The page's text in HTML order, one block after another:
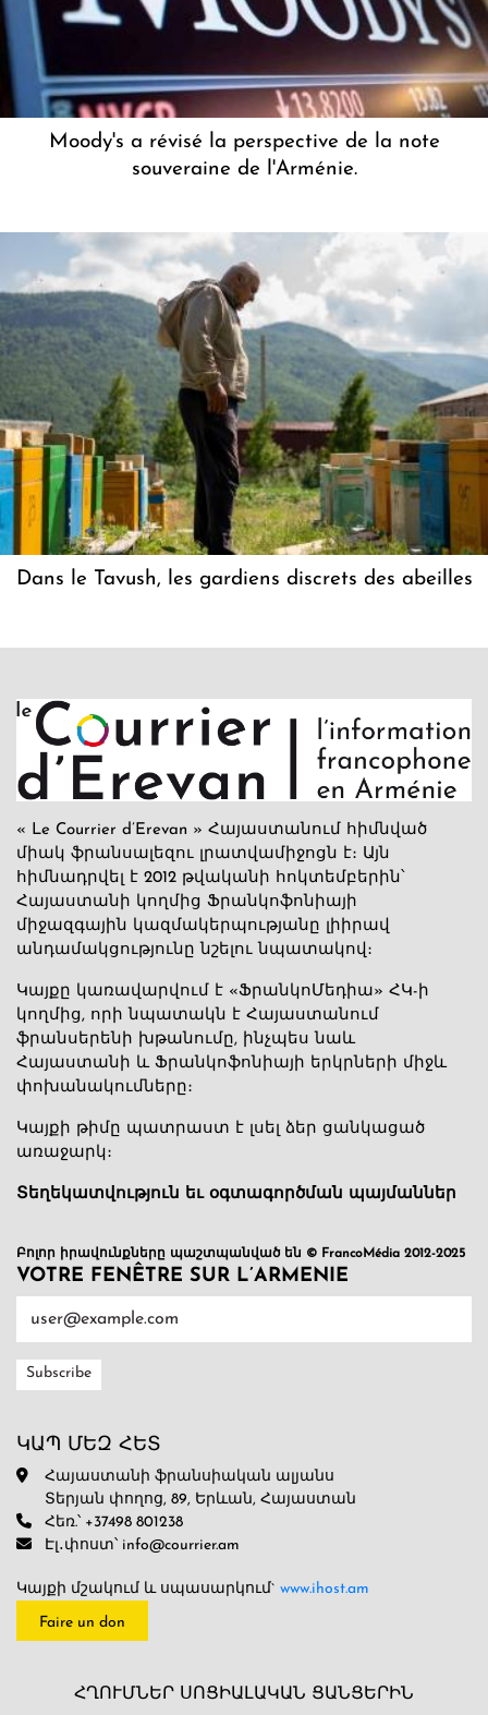
Moody's a révisé la perspective de la note
souveraine de l'Arménie.
Dans le Tavush, les gardiens discrets des abeilles
« Le Courrier d’Erevan » Հայաստանում հիմնված
միակ ֆրանսալեզու լրատվամիջոցն է։ Այն
հիմնադրվել է 2012 թվականի հոկտեմբերին՝
Հայաստանի կողմից Ֆրանկոֆոնիայի
միջազգային կազմակերպությանը լիիրավ
անդամակցությունը նշելու նպատակով։
Կայքը կառավարվում է «ՖրանկոՄեդիա» ՀԿ-ի
կողմից, որի նպատակն է Հայաստանում
ֆրանսերենի խթանումը, ինչպես նաև
Հայաստանի և Ֆրանկոֆոնիայի երկրների միջև
փոխանակումները։
Կայքի թիմը պատրաստ է լսել ձեր ցանկացած
առաջարկ։
Տեղեկատվություն եւ օգտագործման պայմաններ
Բոլոր իրավունքները պաշտպանված են © FrancoMédia 2012-2025
VOTRE FENÊTRE SUR L’ARMENIE
ԿԱՊ ՄԵԶ ՀԵՏ
Հայաստանի ֆրանսիական ալյանս
Տերյան փողոց, 89, Երևան, Հայաստան
Հեռ.՝ +37498 801238
Էլ․փոստ՝ info@courrier.am
Կայքի մշակում և սպասարկում` www.ihost.am
Faire un don
ՀՂՈՒՄՆԵՐ ՍՈՑԻԱԼԱԿԱՆ ՑԱՆՑԵՐԻՆ